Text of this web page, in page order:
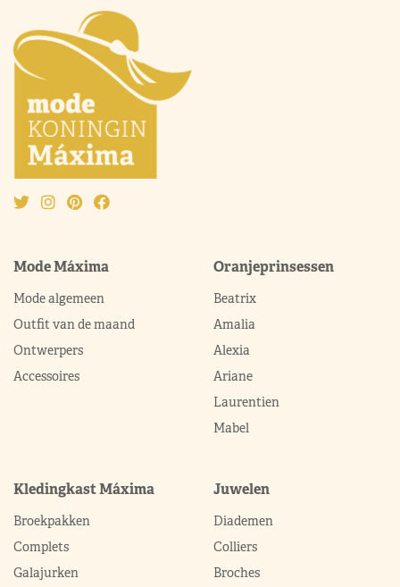
Mode Máxima
Mode algemeen
Outfit van de maand
Ontwerpers
Accessoires
Oranjeprinsessen
Beatrix
Amalia
Alexia
Ariane
Laurentien
Mabel
Kledingkast Máxima
Broekpakken
Complets
Galajurken
Juwelen
Diademen
Colliers
Broches